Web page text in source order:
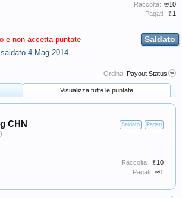
Raccolta: ℗10
Pagati: ℗1
Saldato
e non accetta puntate
4 Mag 2014
Ordina: Payout Status
Visualizza tutte le puntate
Pagati
Saldato
CHN
Raccolta: ℗10
Pagati: ℗1